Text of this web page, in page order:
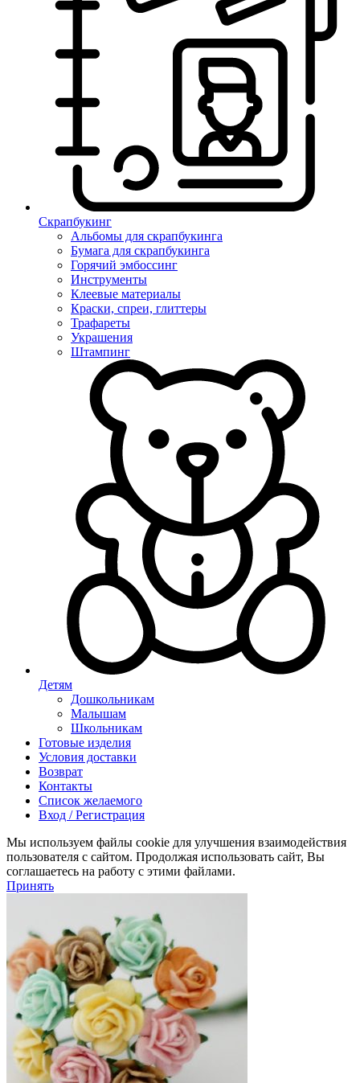
Скрапбукинг
Альбомы для скрапбукинга
Бумага для скрапбукинга
Горячий эмбоссинг
Инструменты
Клеевые материалы
Краски, спреи, глиттеры
Трафареты
Украшения
Штампинг
Детям
Дошкольникам
Малышам
Школьникам
Готовые изделия
Условия доставки
Возврат
Контакты
Список желаемого
Вход / Регистрация
Мы используем файлы cookie для улучшения взаимодействия
пользователя с сайтом. Продолжая использовать сайт, Вы
соглашаетесь на работу с этими файлами.
Принять